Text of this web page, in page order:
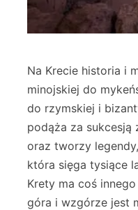
Na Krecie historia i
minojskiej do
do rzymskiej i
podąża za
oraz tworzy legendy,
która sięga tysiące
Krety ma coś
góra i wzgórze jest